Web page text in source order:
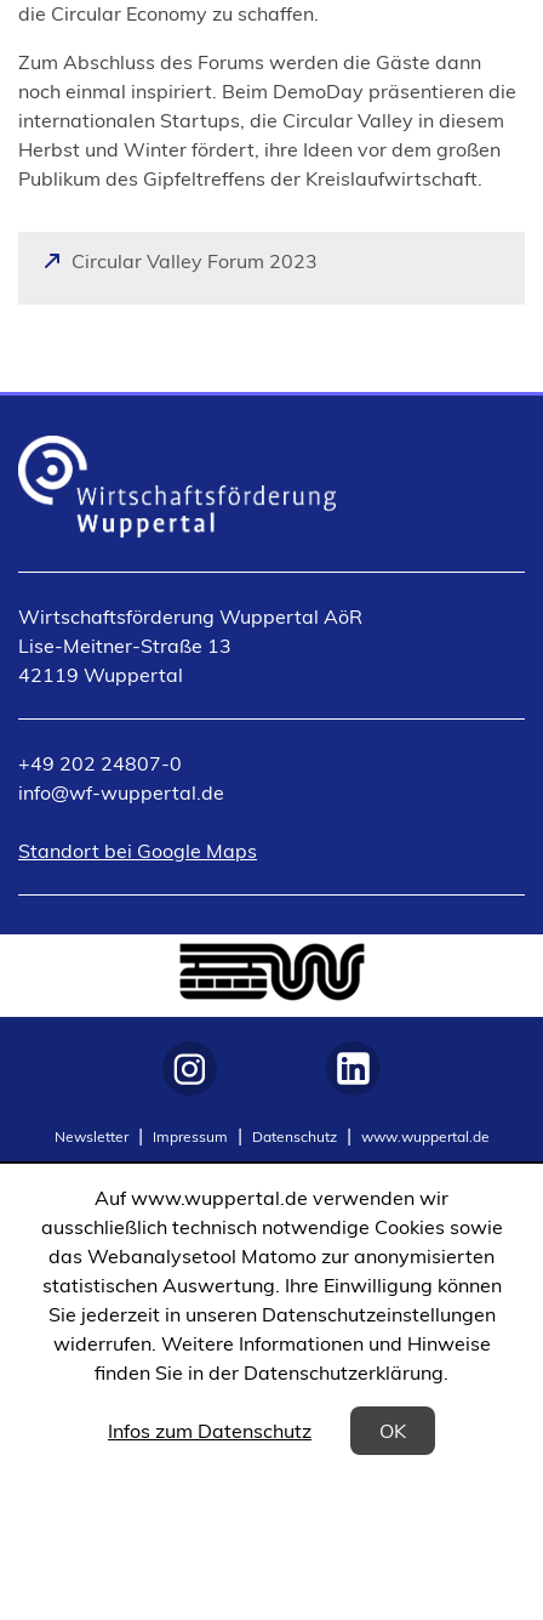
die Circular Economy zu schaffen.
Zum Abschluss des Forums werden die Gäste dann
noch einmal inspiriert. Beim DemoDay präsentieren die
internationalen Startups, die Circular Valley in diesem
Herbst und Winter fördert, ihre Ideen vor dem großen
Publikum des Gipfeltreffens der Kreislaufwirtschaft.
Circular Valley Forum 2023
(
t
i
n
e
m
n
u
e
n
a
)
Wirtschaftsförderung Wuppertal AöR
Lise-Meitner-Straße 13
42119 Wuppertal
+49 202 24807-0
info
wf-wuppertal de
Standort bei Google Maps
(Öffnet
neuen
Newsletter
in
Impressum Datenschutz www.wuppertal.de
in
Auf www.wuppertal.de verwenden wir
ausschließlich technisch notwendige Cookies sowie
das Webanalysetool Matomo zur anonymisierten
statistischen Auswertung. Ihre Einwilligung können
Sie jederzeit in unseren Datenschutzeinstellungen
widerrufen. Weitere Informationen und Hinweise
finden Sie in der Datenschutzerklärung.
Infos zum Datenschutz
(Öffnet in einem neuen Tab) OK